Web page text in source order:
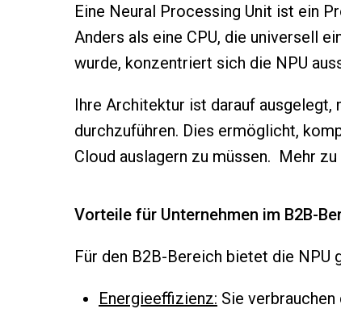
Eine Neural Processing Unit ist ein
Anders als eine CPU, die universell
wurde, konzentriert sich die NPU
Ihre Architektur ist darauf
durchzuführen. Dies ermöglicht,
Cloud auslagern zu müssen. Mehr
Vorteile für Unternehmen im B2B-
Für den B2B-Bereich bietet die
Energieeffizienz: Sie